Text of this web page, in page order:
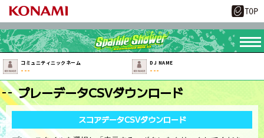
コミュニティニックネーム
---
DJ NAME
---
プレーデータCSVダウンロード
スコアデータCSVダウンロード